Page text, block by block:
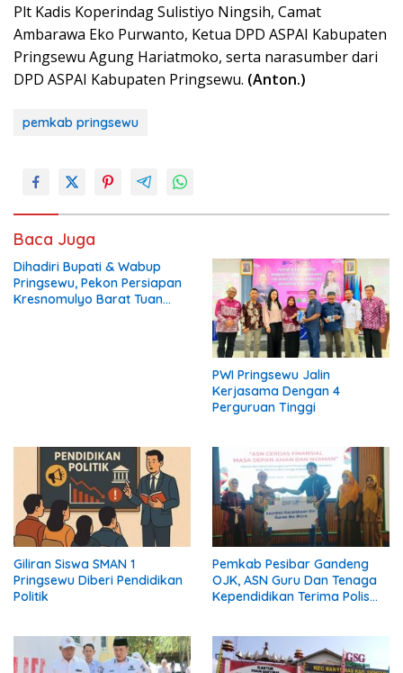
Plt Kadis Koperindag Sulistiyo Ningsih, Camat
Ambarawa Eko Purwanto, Ketua DPD ASPAI Kabupaten
Pringsewu Agung Hariatmoko, serta narasumber dari
DPD ASPAI Kabupaten Pringsewu. (Anton.)
pemkab pringsewu
Baca Juga
Dihadiri Bupati & Wabup
Pringsewu, Pekon Persiapan
Kresnomulyo Barat Tuan
PWI Pringsewu Jalin
Kerjasama Dengan 4
Perguruan Tinggi
Giliran Siswa SMAN 1
Pringsewu Diberi Pendidikan
Politik
Pemkab Pesibar Gandeng
OJK, ASN Guru Dan Tenaga
Kependidikan Terima Polis